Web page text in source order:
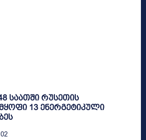
საათში რუსეთის
13 ენერგეტიკული